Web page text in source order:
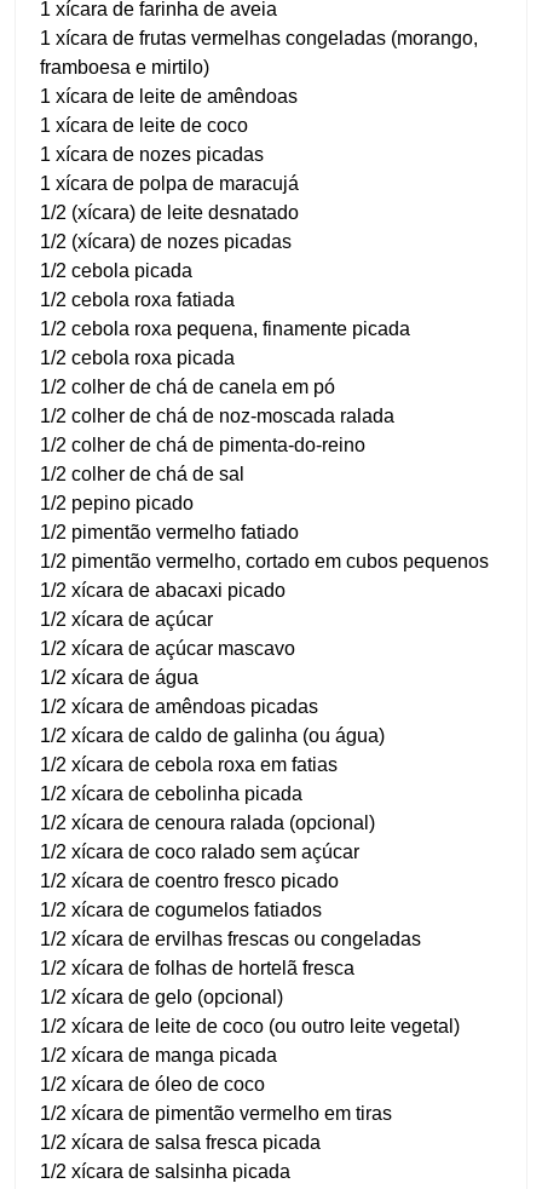
1 xícara de farinha de aveia
1 xícara de frutas vermelhas congeladas (morango,
framboesa e mirtilo)
1 xícara de leite de amêndoas
1 xícara de leite de coco
1 xícara de nozes picadas
1 xícara de polpa de maracujá
1/2 (xícara) de leite desnatado
1/2 (xícara) de nozes picadas
1/2 cebola picada
1/2 cebola roxa fatiada
1/2 cebola roxa pequena, finamente picada
1/2 cebola roxa picada
1/2 colher de chá de canela em pó
1/2 colher de chá de noz-moscada ralada
1/2 colher de chá de pimenta-do-reino
1/2 colher de chá de sal
1/2 pepino picado
1/2 pimentão vermelho fatiado
1/2 pimentão vermelho, cortado em cubos pequenos
1/2 xícara de abacaxi picado
1/2 xícara de açúcar
1/2 xícara de açúcar mascavo
1/2 xícara de água
1/2 xícara de amêndoas picadas
1/2 xícara de caldo de galinha (ou água)
1/2 xícara de cebola roxa em fatias
1/2 xícara de cebolinha picada
1/2 xícara de cenoura ralada (opcional)
1/2 xícara de coco ralado sem açúcar
1/2 xícara de coentro fresco picado
1/2 xícara de cogumelos fatiados
1/2 xícara de ervilhas frescas ou congeladas
1/2 xícara de folhas de hortelã fresca
1/2 xícara de gelo (opcional)
1/2 xícara de leite de coco (ou outro leite vegetal)
1/2 xícara de manga picada
1/2 xícara de óleo de coco
1/2 xícara de pimentão vermelho em tiras
1/2 xícara de salsa fresca picada
1/2 xícara de salsinha picada